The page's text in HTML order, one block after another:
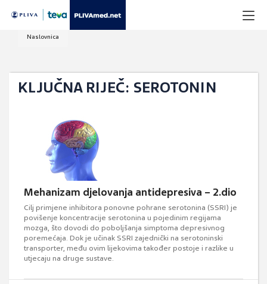
Naslovnica
KLJUČNA RIJEČ: SEROTONIN
Mehanizam djelovanja antidepresiva – 2.dio
Cilj primjene inhibitora ponovne pohrane serotonina (SSRI) je
povišenje koncentracije serotonina u pojedinim regijama
mozga, što dovodi do poboljšanja simptoma depresivnog
poremećaja. Dok je učinak SSRI zajednički na serotoninski
transporter, među ovim lijekovima također postoje i razlike u
utjecaju na druge sustave.